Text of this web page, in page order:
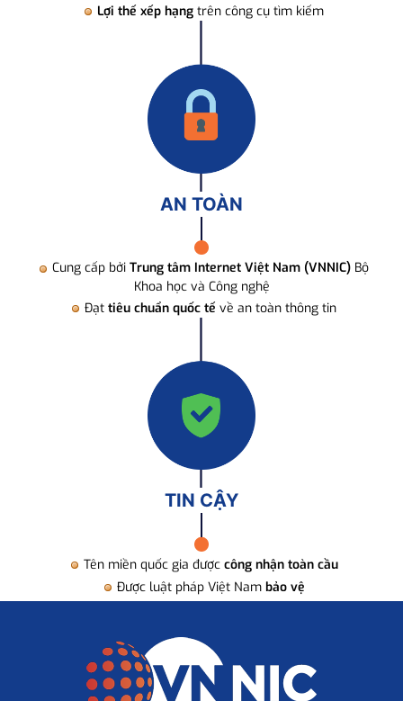
Lợi thế xếp hạng trên công cụ tìm kiếm
AN TOÀN
Cung cấp bởi Trung tâm Internet Việt Nam (VNNIC) Bộ
Khoa học và Công nghệ
Đạt tiêu chuẩn quốc tế về an toàn thông tin
TIN CẬY
Tên miền quốc gia được công nhận toàn cầu
Được luật pháp Việt Nam bảo vệ